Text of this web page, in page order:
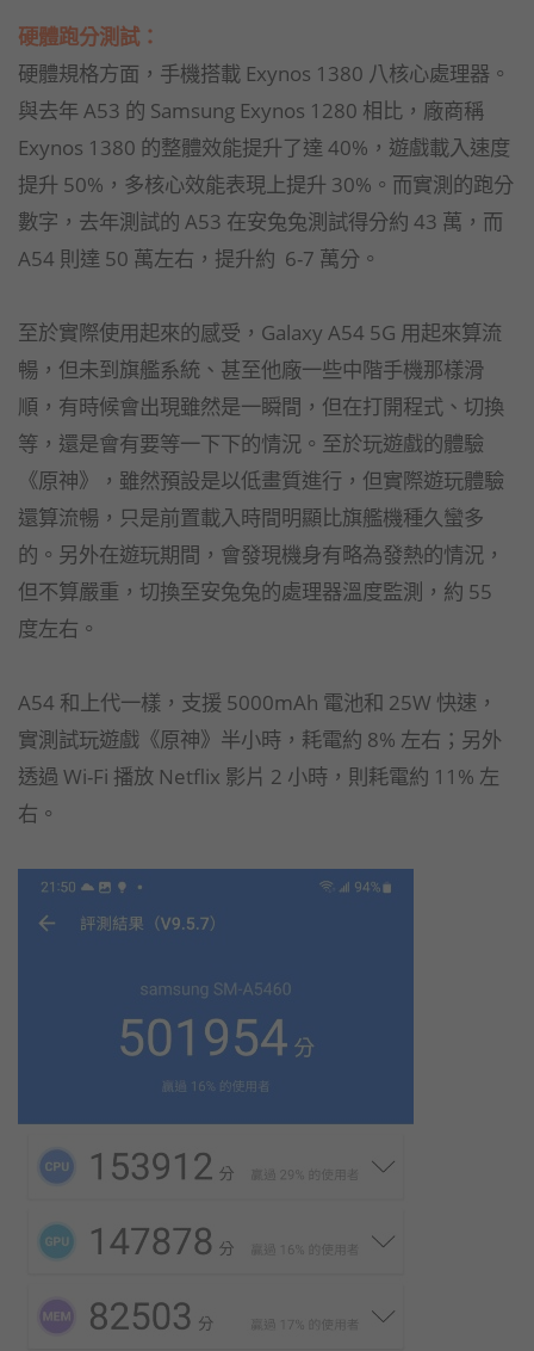
硬體跑分測試：
硬體規格方面，手機搭載 Exynos 1380 八核心處理器。
與去年 A53 的 Samsung Exynos 1280 相比，廠商稱
Exynos 1380 的整體效能提升了達 40%，遊戲載入速度
提升 50%，多核心效能表現上提升 30%。而實測的跑分
數字，去年測試的 A53 在安兔兔測試得分約 43 萬，而
A54 則達 50 萬左右，提升約 6-7 萬分。
至於實際使用起來的感受，Galaxy A54 5G 用起來算流
暢，但未到旗艦系統、甚至他廠一些中階手機那樣滑
順，有時候會出現雖然是一瞬間，但在打開程式、切換
等，還是會有要等一下下的情況。至於玩遊戲的體驗
《原神》，雖然預設是以低畫質進行，但實際遊玩體驗
還算流暢，只是前置載入時間明顯比旗艦機種久蠻多
的。另外在遊玩期間，會發現機身有略為發熱的情況，
但不算嚴重，切換至安兔兔的處理器溫度監測，約 55
度左右。
A54 和上代一樣，支援 5000mAh 電池和 25W 快速，
實測試玩遊戲《原神》半小時，耗電約 8% 左右；另外
透過 Wi-Fi 播放 Netflix 影片 2 小時，則耗電約 11% 左
右。